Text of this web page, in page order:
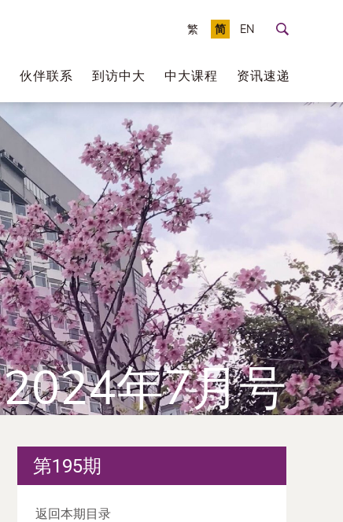
EN
繁 简
伙伴联系 到访中大 中大课程 资讯速递
2024年7月号
第195期
返回本期目录